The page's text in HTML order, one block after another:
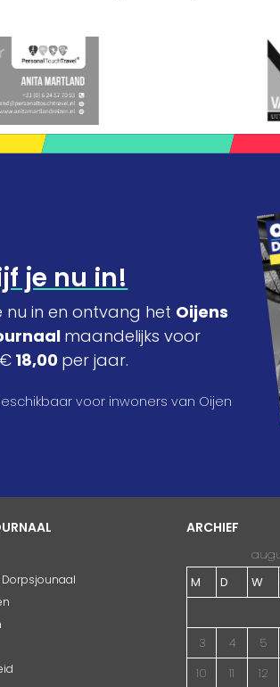
je nu in!
nu in en ontvang het Oijens
maandelijks voor
18,00 per jaar.
voor inwoners van Oijen
Dorpsjounaal
ARCHIEF
M
D W
3
4 5
10
11 12